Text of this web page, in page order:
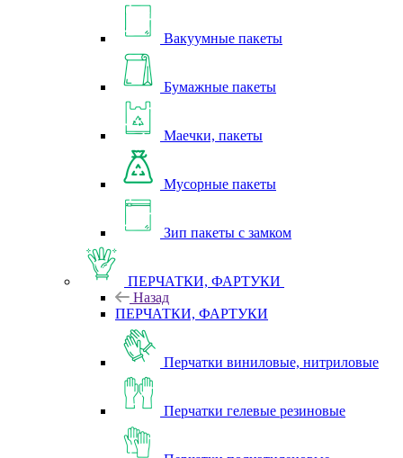
Вакуумные пакеты
Бумажные пакеты
Маечки, пакеты
Мусорные пакеты
Зип пакеты с замком
ПЕРЧАТКИ, ФАРТУКИ
Назад
ПЕРЧАТКИ, ФАРТУКИ
Перчатки виниловые, нитриловые
Перчатки гелевые резиновые